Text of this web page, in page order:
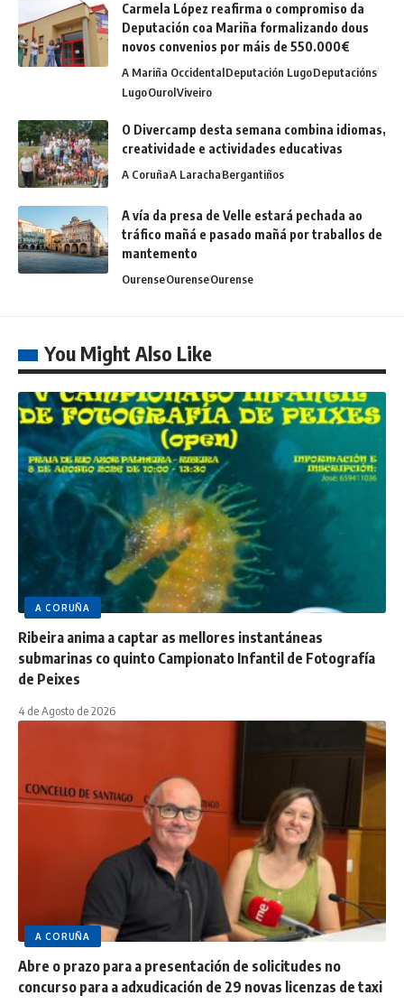
Carmela López reafirma o compromiso da
Deputación coa Mariña formalizando dous
novos convenios por máis de 550.000€
A Mariña OccidentalDeputación LugoDeputacións
LugoOurolViveiro
O Divercamp desta semana combina idiomas,
creatividade e actividades educativas
A CoruñaA LarachaBergantiños
A vía da presa de Velle estará pechada ao
tráfico mañá e pasado mañá por traballos de
mantemento
OurenseOurenseOurense
You Might Also Like
A CORUÑA
Ribeira anima a captar as mellores instantáneas
submarinas co quinto Campionato Infantil de Fotografía
de Peixes
4 de Agosto de 2026
A CORUÑA
Abre o prazo para a presentación de solicitudes no
concurso para a adxudicación de 29 novas licenzas de taxi